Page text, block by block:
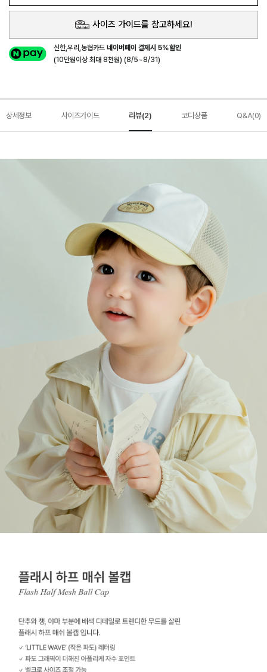
사이즈 가이드를 참고하세요!
신한,우리,농협카드네이버페이 결제시 5%할인
(10만원이상 최대 8천원) (8/5~8/31)
상세정보 사이즈가이드 리뷰(2) 코디상품 Q&A(0)